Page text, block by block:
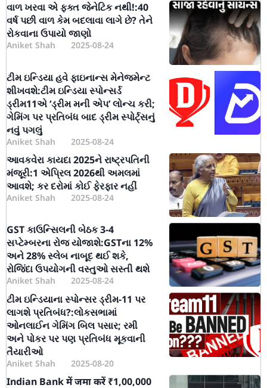
વાળ ખરવા એ ફક્ત જેનેટિક નથી!:40
વર્ષ પછી વાળ કેમ બદલાવા લાગે છે? તેને
રોકવાના ઉપાયો જાણો
Aniket Shah 2025-08-24
ટીમ ઇન્ડિયા હવે ફાઇનાન્સ મેનેજમેન્ટ
શીખવશે:ટીમ ઇન્ડિયા સ્પોન્સર્ડ
ડ્રીમ11એ ‘ડ્રીમ મની એપ’ લોન્ચ કરી;
ગેમિંગ પર પ્રતિબંધ બાદ ડ્રીમ સ્પોર્ટ્સનું
નવું પગલું
Aniket Shah 2025-08-24
આવકવેરા કાયદા 2025ને રાષ્ટ્રપતિની
મંજૂરી:1 એપ્રિલ 2026થી અમલમાં
આવશે; કર દરોમાં કોઈ ફેરફાર નહીં
Aniket Shah 2025-08-24
GST કાઉન્સિલની બેઠક 3-4
સપ્ટેમ્બરના રોજ યોજાશે:GSTના 12%
અને 28% સ્લેબ નાબૂદ થઈ શકે,
રોજિંદા ઉપયોગની વસ્તુઓ સસ્તી થશે
Aniket Shah 2025-08-24
ટીમ ઇન્ડિયાના સ્પોન્સર ડ્રીમ-11 પર
લાગશે પ્રતિબંધ?:લોકસભામાં
ઓનલાઈન ગેમિંગ બિલ પસાર; રમી
અને પોકર પર પણ પ્રતિબંધ મૂકવાની
તૈયારીઓ
Aniket Shah 2025-08-20
Indian Bank में जमा करें ₹1,00,000